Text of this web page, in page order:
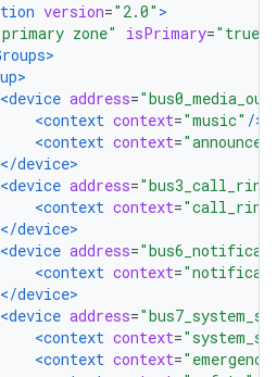
version="2.0" >
zone" isPrimary="true"
<device address=
<context context="music" />
<context context=
</device>
<device address=
<context context=
</device>
<device address=
<context context=
</device>
<device address=
<context context=
<context context=